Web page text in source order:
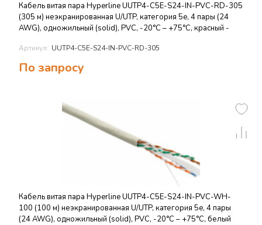
Кабель витая пара Hyperline UUTP4-C5E-S24-IN-PVC-RD-305
(305 м) неэкранированная U/UTP, категория 5e, 4 пары (24
AWG), одножильный (solid), PVC, -20°C – +75°C, красный -
Артикул: UUTP4-C5E-S24-IN-PVC-RD-305
По запросу
Кабель витая пара Hyperline UUTP4-C5E-S24-IN-PVC-WH-
100 (100 м) неэкранированная U/UTP, категория 5e, 4 пары
(24 AWG), одножильный (solid), PVC, -20°C – +75°C, белый